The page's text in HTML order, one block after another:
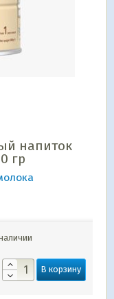
напиток
гр
В корзину